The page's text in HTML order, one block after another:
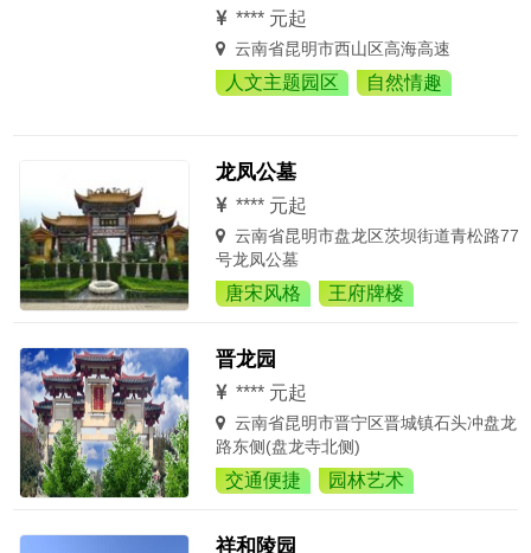
**** 元起
云南省昆明市西山区高海高速
人文主题园区 自然情趣
龙凤公墓
**** 元起
云南省昆明市盘龙区茨坝街道青松路77
号龙凤公墓
唐宋风格 王府牌楼
晋龙园
**** 元起
云南省昆明市晋宁区晋城镇石头冲盘龙
路东侧(盘龙寺北侧)
交通便捷 园林艺术
祥和陵园